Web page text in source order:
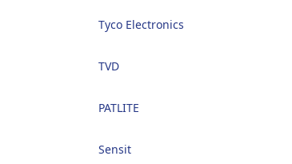
Tyco Electronics
TVD
PATLITE
Sensit